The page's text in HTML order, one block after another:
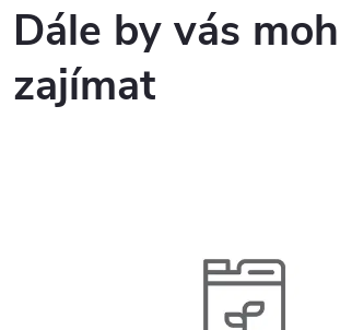
Dále by vás
zajímat